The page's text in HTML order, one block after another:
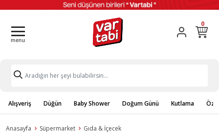
0
Alışveriş Düğün Baby Shower Doğum Günü Kutlama
Anasayfa Süpermarket Gıda & İçecek